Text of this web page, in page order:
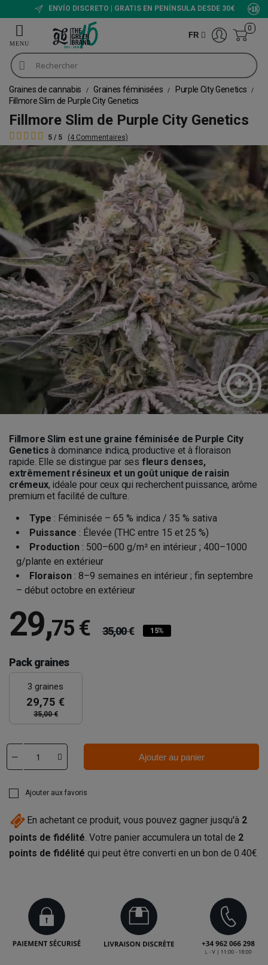
ENVÍO DISCRETO | GRATIS EN PENÍNSULA DESDE 30€
FR
0
Graines de cannabis Graines féminisées
Purple City Genetics
Fillmore Slim de Purple City Genetics
Fillmore Slim de Purple City Genetics
5 / 5 (4 Commentaires)
Fillmore Slim est une graine féminisée de Purple City
Genetics à dominance indica, productive et à floraison
rapide. Elle se distingue par ses fleurs denses,
extrêmement résineux et un goût unique de raisin
crémeux, idéale pour ceux qui recherchent puissance, arôme
premium et facilité de culture.
Type : Féminisée – 65 % indica / 35 % sativa
Puissance : Élevée (THC entre 15 et 25 %)
Production : 500–600 g/m² en intérieur ; 400–1000
g/plante en extérieur
Floraison : 8–9 semaines en intérieur ; fin septembre
– début octobre en extérieur
29,75 € 35,00 € 15%
Pack graines
3 graines
29,75 €
35,00 €
Ajouter au panier
Ajouter aux favoris
En achetant ce produit, vous pouvez gagner jusqu'à 2
points de fidélité. Votre panier accumulera un total de 2
points de fidélité qui peut être converti en un bon de 0.40€